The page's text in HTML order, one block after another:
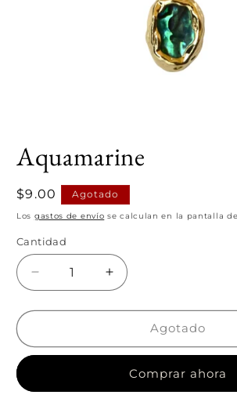
multimedia
1
ventana
Aquamarine
Precio
habitual
$9.00 Agotado
Los gastos de envío se calculan en la pantalla
Cantidad
Cantidad
Reducir
cantidad
para
Aumentar
cantidad
para
Aquamarine
Agotado
Comprar ahora